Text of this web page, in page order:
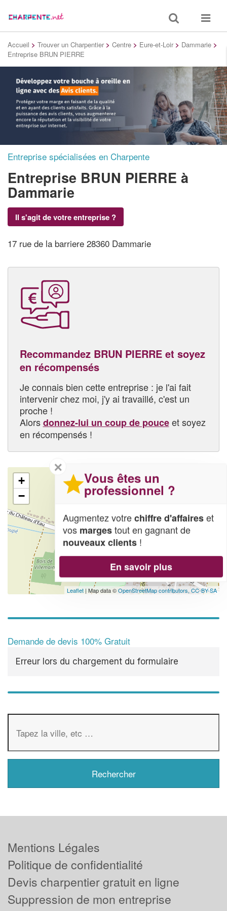
Toggle
search
Toggle
Accueil > Trouver un Charpentier > Centre > Eure-et-Loir > Dammarie >
Entreprise BRUN PIERRE
Entreprise spécialisées en Charpente
Entreprise BRUN PIERRE à
Dammarie
Il s'agit de votre entreprise ?
17 rue de la barriere 28360 Dammarie
Recommandez BRUN PIERRE et soyez
en récompensés
Je connais bien cette entreprise : je l'ai fait
intervenir chez moi, j'y ai travaillé, c'est un
proche !
Alorsdonnez-lui un coup de pouceet soyez
en récompensés !
+
−
Leaflet | Map data ©OpenStreetMap contributors, CC-BY-SA
Demande de devis 100% Gratuit
Erreur lors du chargement du formulaire
✕
Vous êtes un
professionnel ?
Augmentez votrechiffre d'affaireset
vos margestout en gagnant de
nouveaux clients !
En savoir plus
Mentions Légales
Politique de confidentialité
Devis charpentier gratuit en ligne
Suppression de mon entreprise